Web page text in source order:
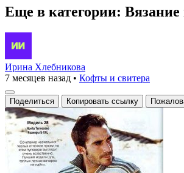
Еще в категории:
Ирина Хлебникова
7 месяцев назад • Кофты и свитера
Поделиться Копировать ссылку